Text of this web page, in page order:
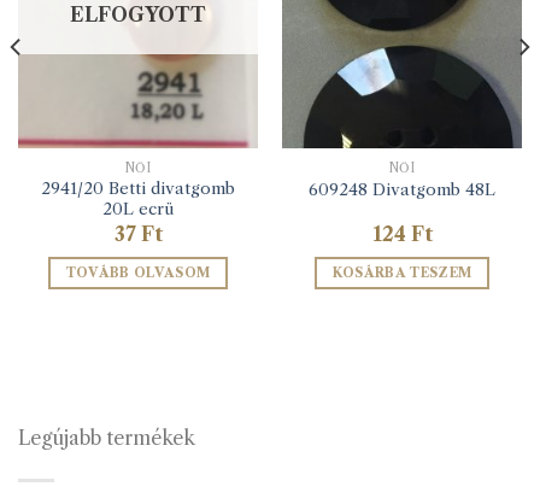
ELFOGYOTT
NŐI
2941/20 Betti divatgomb
20L ecrü
37 Ft
TOVÁBB OLVASOM
NŐI
609248 Divatgomb 48L
124 Ft
KOSÁRBA TESZEM
Legújabb termékek